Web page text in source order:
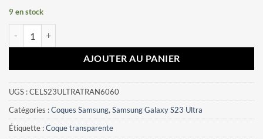
9 en stock
AJOUTER AU PANIER
UGS :CELS23ULTRATRAN6060
Catégories :Coques Samsung, Samsung Galaxy S23 Ultra
Étiquette :Coque transparente